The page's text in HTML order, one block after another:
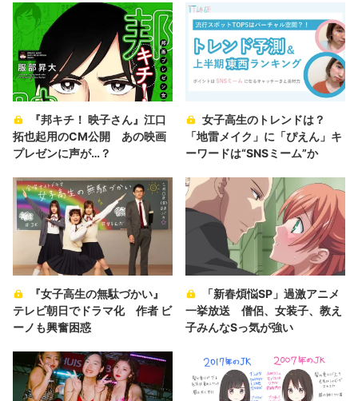
『邦キチ！ 映子さん』江口
拓也起用のCM公開 あの映画
プレゼンに声が…？
女子高生のトレンドは？
「地雷メイク」に「ぴえん」キ
ーワードは“SNSミーム”か
『女子高生の無駄づかい』
テレビ朝日でドラマ化 作者 ビ
ーノも興奮困惑
「新春煩悩SP」過激アニメ
一挙放送 僧侶、女装子、教え
子みんなSっ気が強い